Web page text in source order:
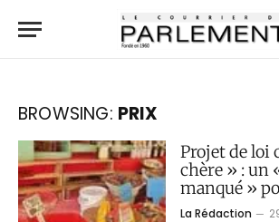
BROWSING: PRIX
Projet de loi
chère » : un
manqué »
La Rédaction